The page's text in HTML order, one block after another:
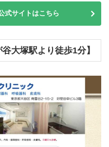
式サイトはこちら
大塚駅より徒歩1分】